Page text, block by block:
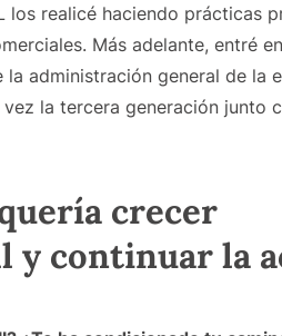
los realicé haciendo prácticas
Más adelante, entré
administración general de la
la tercera generación junto
crecer
y continuar la